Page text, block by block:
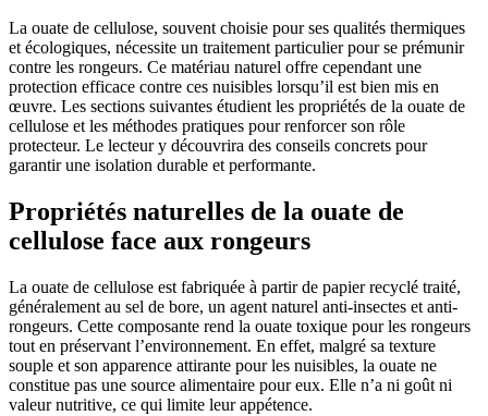
La ouate de cellulose, souvent choisie pour ses qualités thermiques
et écologiques, nécessite un traitement particulier pour se prémunir
contre les rongeurs. Ce matériau naturel offre cependant une
protection efficace contre ces nuisibles lorsqu’il est bien mis en
œuvre. Les sections suivantes étudient les propriétés de la ouate de
cellulose et les méthodes pratiques pour renforcer son rôle
protecteur. Le lecteur y découvrira des conseils concrets pour
garantir une isolation durable et performante.
Propriétés naturelles de la ouate de
cellulose face aux rongeurs
La ouate de cellulose est fabriquée à partir de papier recyclé traité,
généralement au sel de bore, un agent naturel anti-insectes et anti-
rongeurs. Cette composante rend la ouate toxique pour les rongeurs
tout en préservant l’environnement. En effet, malgré sa texture
souple et son apparence attirante pour les nuisibles, la ouate ne
constitue pas une source alimentaire pour eux. Elle n’a ni goût ni
valeur nutritive, ce qui limite leur appétence.